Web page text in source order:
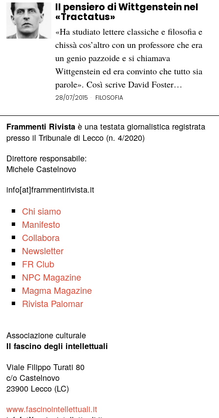
Il pensiero di Wittgenstein nel
«Tractatus»
«Ha studiato lettere classiche e filosofia e
chissà cos’altro con un professore che era
un genio pazzoide e si chiamava
Wittgenstein ed era convinto che tutto sia
parole». Così scrive David Foster…
28/07/2015 FILOSOFIA
Frammenti Rivistaè una testata giornalistica registrata
presso il Tribunale di Lecco (n. 4/2020)
Direttore responsabile:
Michele Castelnovo
info[at]frammentirivista.it
Chi siamo
Manifesto
Collabora
Newsletter
FR Club
NPC Magazine
Magma Magazine
Rivista Palomar
Associazione culturale
Il fascino degli intellettuali
Viale Filippo Turati 80
c/o Castelnovo
23900 Lecco (LC)
www.fascinointellettuali.it